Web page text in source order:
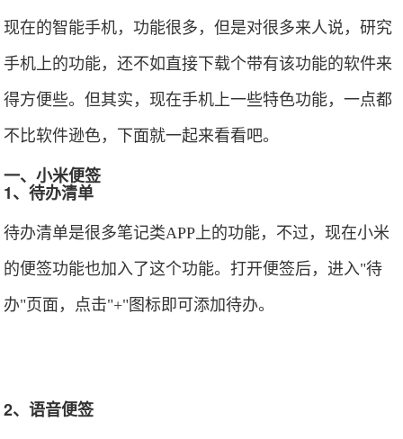
现在的智能手机，功能很多，但是对很多来人说，研究
手机上的功能，还不如直接下载个带有该功能的软件来
得方便些。但其实，现在手机上一些特色功能，一点都
不比软件逊色，下面就一起来看看吧。
一、小米便签
1、待办清单
待办清单是很多笔记类APP上的功能，不过，现在小米
的便签功能也加入了这个功能。打开便签后，进入"待
办"页面，点击"+"图标即可添加待办。
2、语音便签